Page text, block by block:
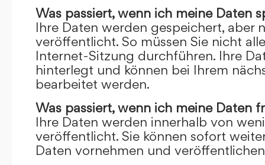
Was passiert, wenn ich meine Daten
Ihre Daten werden gespeichert, aber
veröffentlicht. So müssen Sie nicht
Internet-Sitzung durchführen. Ihre
hinterlegt und können bei Ihrem
bearbeitet werden.
Was passiert, wenn ich meine Daten
Ihre Daten werden innerhalb von
veröffentlicht. Sie können sofort
Daten vornehmen und